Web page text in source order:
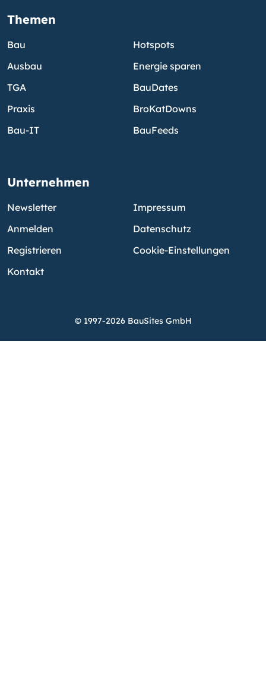
Themen
Bau
Ausbau
TGA
Praxis
Bau-IT
Hotspots
Energie sparen
BauDates
BroKatDowns
BauFeeds
Unternehmen
Newsletter
Anmelden
Registrieren
Kontakt
Impressum
Datenschutz
Cookie-Einstellungen
© 1997-2026 BauSites GmbH